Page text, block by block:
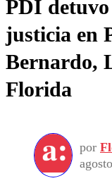
PDI
justicia en
Bernardo,
Florida
por